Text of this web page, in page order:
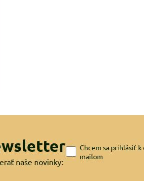
naše novinky:
Chcem sa prihlásiť
mailom